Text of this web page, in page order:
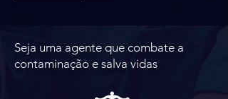
Seja uma agente que combate a
contaminação e salva vidas